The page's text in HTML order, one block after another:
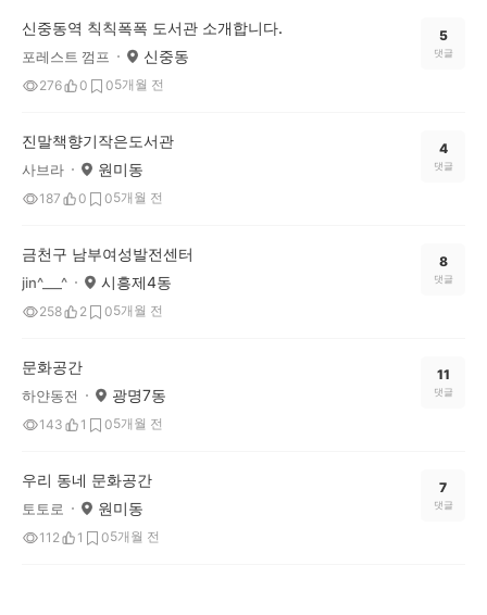
신중동역 칙칙폭폭 도서관 소개합니다.
포레스트 껌프 신중동
276 0 05개월 전
5
댓글
진말책향기작은도서관
사브라 원미동
187 0 05개월 전
4
댓글
금천구 남부여성발전센터
jin^___^ 시흥제4동
258 2 05개월 전
8
댓글
문화공간
하얀동전 광명7동
143 1 05개월 전
11
댓글
우리 동네 문화공간
토토로 원미동
112 1 05개월 전
7
댓글